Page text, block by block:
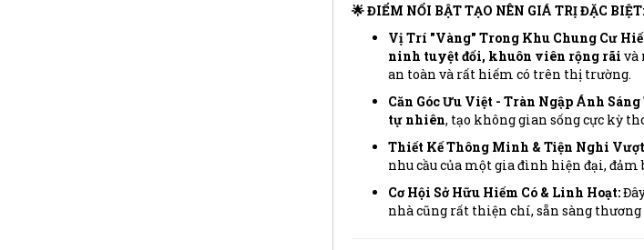
🌟 ĐIỂM NỔI BẬT TẠO NÊN GIÁ TRỊ ĐẶC BIỆT:
Vị Trí "Vàng" Trong Khu Chung Cư
ninh tuyệt đối, khuôn viên rộng rãi và
an toàn và rất hiếm có trên thị trường.
Căn Góc Ưu Việt - Tràn Ngập Ánh
tự nhiên, tạo không gian sống cực kỳ
Thiết Kế Thông Minh & Tiện Nghi
nhu cầu của một gia đình hiện đại,
Cơ Hội Sở Hữu Hiếm Có & Linh Hoạt:
nhà cũng rất thiện chí, sẵn sàng